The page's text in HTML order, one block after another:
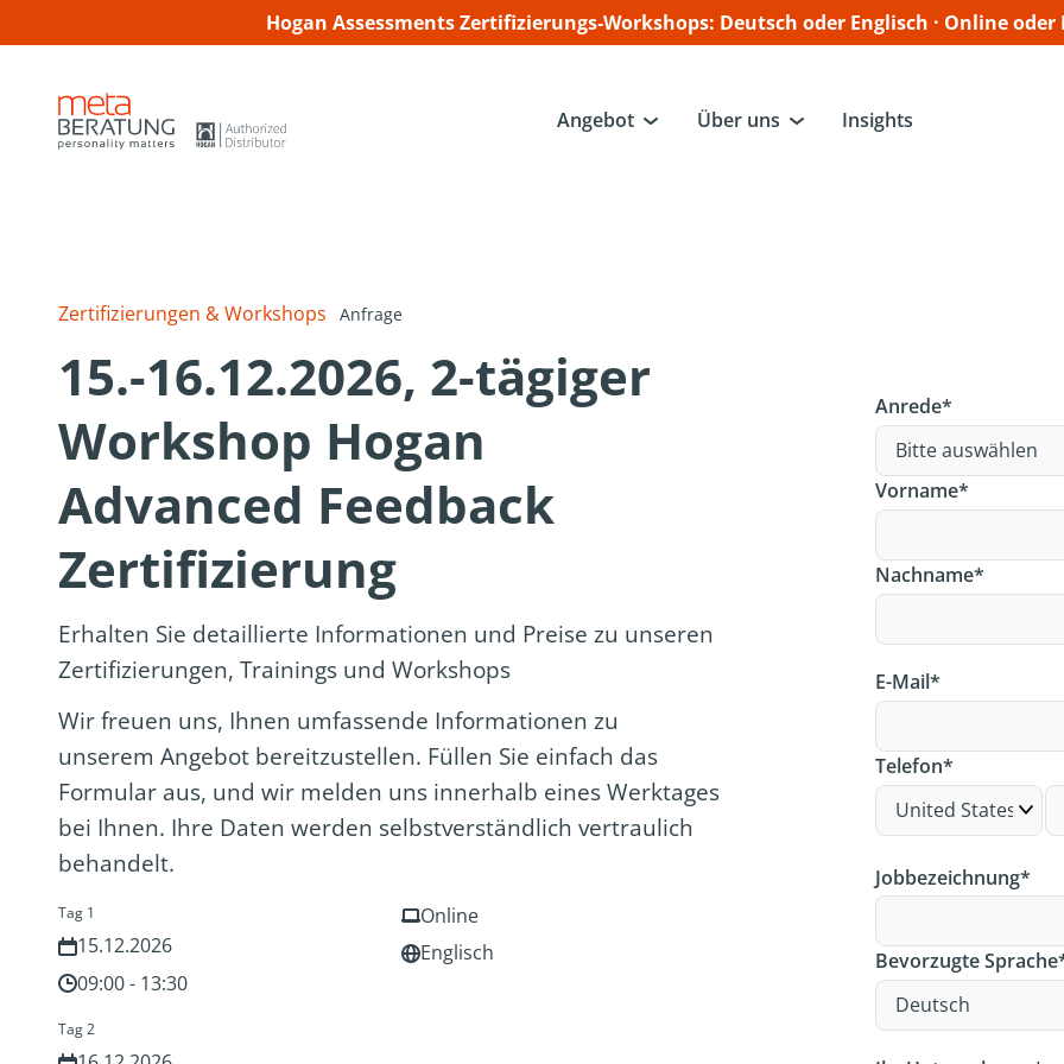
Hogan Assessments Zertifizierungs‑Workshops: Deutsch oder Englisch · Online
Angebot Über uns Insights
Zertifizierungen & Workshops Anfrage
15.-16.12.2026, 2-tägiger
Workshop Hogan
Advanced Feedback
Zertifizierung
Erhalten Sie detaillierte Informationen und Preise zu unseren
Zertifizierungen, Trainings und Workshops
Wir freuen uns, Ihnen umfassende Informationen zu
unserem Angebot bereitzustellen. Füllen Sie einfach das
Formular aus, und wir melden uns innerhalb eines Werktages
bei Ihnen. Ihre Daten werden selbstverständlich vertraulich
behandelt.
Tag 1
15.12.2026
09:00 - 13:30
Tag 2
Online
Englisch
Anrede*
Vorname*
Nachname*
E-Mail*
Telefon*
Jobbezeichnung*
Bevorzugte Sprache